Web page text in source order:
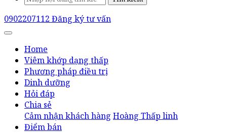
0902207112 Đăng ký tư vấn
Home
Viêm khớp dạng thấp
Phương pháp điều trị
Dinh dưỡng
Hỏi đáp
Chia sẻ
Cảm nhận khách hàng Hoàng Thấp linh
Điểm bán